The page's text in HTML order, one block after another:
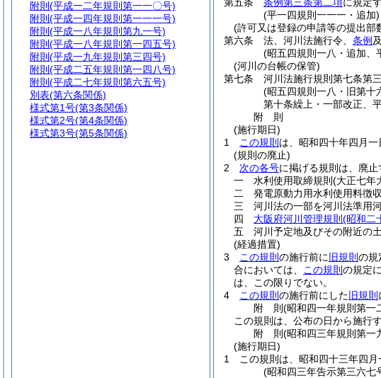
(平一四規則一一一・追加)
(許可又は登録の申請等の提出部
第六条
法、河川法施行令、 条例
(昭五四規則一八・追加、
(河川の台帳の保管)
第七条
河川法施行規則第七条第
(昭五四規則一八・旧第十
第十条繰上・一部改正、
附 則
(施行期日)
1
この規則 は、昭和四十年四月一
(規則の廃止)
2
次の各号に掲げる規則は、廃止
一
水利使用取締規則 (大正七年
二
発電原動力用水利使用料徴
三
河川法の一部を河川法準用
四
大阪府河川管理規則 (昭和二
五
河川予定地及びその附近の
(経過措置)
3
この規則 の施行前に 旧規則 の規
合においては、
この規則 の規定
は、この限りでない。
4
この規則 の施行前にした 旧規則
附 則(昭和四一年規則第一
この規則は、公布の日から施行す
附 則(昭和四三年規則第一
(施行期日)
1
この規則は、昭和四十三年四月
(昭和四三年告示第三六七
附則 (平成一二年規則第一一〇号)
附則 (平成一四年規則第一一一号)
附則 (平成一八年規則第九一号)
附則 (平成一八年規則第一四五号)
附則 (平成一九年規則第三四号)
附則 (平成二五年規則第一四八号)
附則 (平成二七年規則第六五号)
別表(第六条関係)
様式第1号(第3条関係)
様式第2号(第4条関係)
様式第3号(第5条関係)